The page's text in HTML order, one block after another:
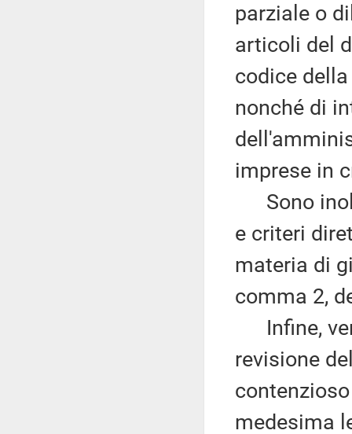
parziale o
articoli del
codice
nonché di
imprese in
Sono
e criteri
materia di
comma 2,
Infine,
revisione
medesima